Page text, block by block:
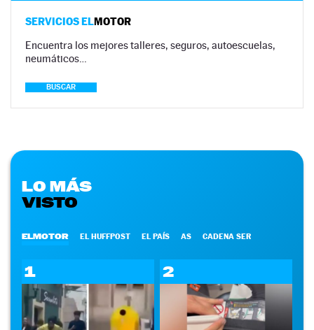
SERVICIOS ELMOTOR
Encuentra los mejores talleres, seguros, autoescuelas,
neumáticos…
BUSCAR
LO MÁS
VISTO
ELMOTOR EL HUFFPOST EL PAÍS AS CADENA SER
1 2